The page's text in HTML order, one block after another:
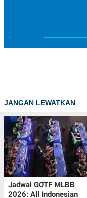
JANGAN LEWATKAN
Jadwal GOTF MLBB
2026: All Indonesian